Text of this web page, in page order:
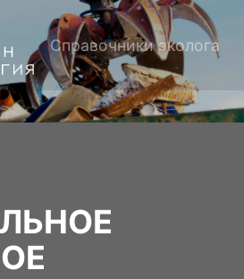
Справочники эколога